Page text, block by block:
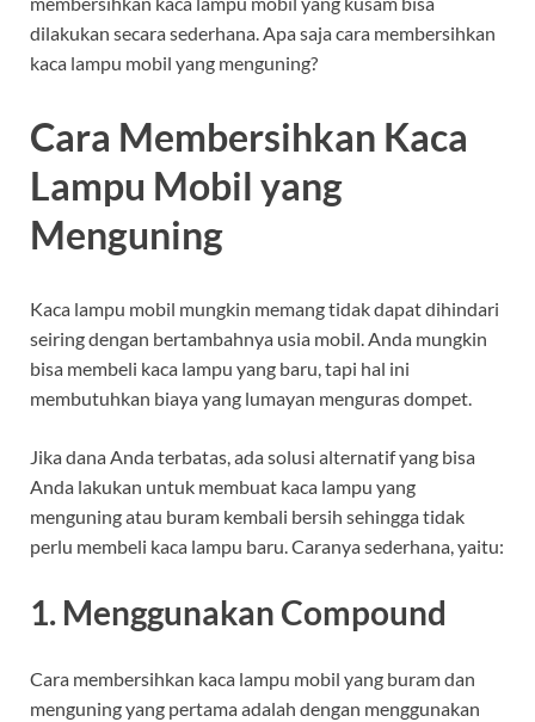
dilakukan secara sederhana. Apa saja cara membersihkan
kaca lampu mobil yang menguning?
Cara Membersihkan Kaca
Lampu Mobil yang
Menguning
Kaca lampu mobil mungkin memang tidak dapat dihindari
seiring dengan bertambahnya usia mobil. Anda mungkin
bisa membeli kaca lampu yang baru, tapi hal ini
membutuhkan biaya yang lumayan menguras dompet.
Jika dana Anda terbatas, ada solusi alternatif yang bisa
Anda lakukan untuk membuat kaca lampu yang
menguning atau buram kembali bersih sehingga tidak
perlu membeli kaca lampu baru. Caranya sederhana, yaitu:
1. Menggunakan Compound
Cara membersihkan kaca lampu mobil yang buram dan
menguning yang pertama adalah dengan menggunakan